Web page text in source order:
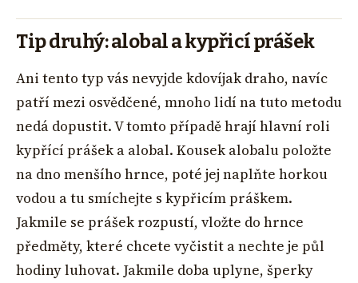
Tip druhý: alobal a kypřicí prášek
Ani tento typ vás nevyjde kdovíjak draho, navíc
patří mezi osvědčené, mnoho lidí na tuto metodu
nedá dopustit. V tomto případě hrají hlavní roli
kypřící prášek a alobal. Kousek alobalu položte
na dno menšího hrnce, poté jej naplňte horkou
vodou a tu smíchejte s kypřicím práškem.
Jakmile se prášek rozpustí, vložte do hrnce
předměty, které chcete vyčistit a nechte je půl
hodiny luhovat. Jakmile doba uplyne, šperky